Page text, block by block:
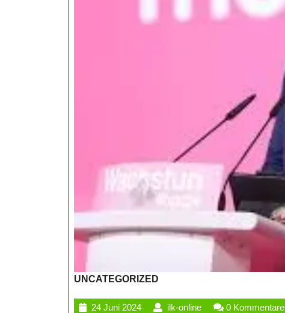
UNCATEGORIZED
24 Juni 202424
ilk-onlineilk-
0 Kommentare